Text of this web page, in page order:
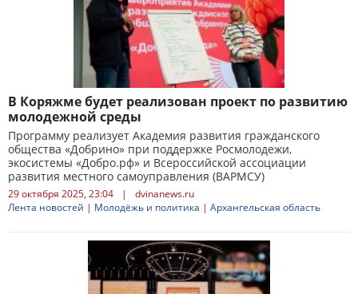
В Коряжме будет реализован проект по развитию
молодежной среды
Программу реализует Академия развития гражданского
общества «Добрино» при поддержке Росмолодежи,
экосистемы «Добро.рф» и Всероссийской ассоциации
развития местного самоуправления (ВАРМСУ)
29 октября 2025, 23:04 |
dvinanews.ru
Лента новостей | Молодёжь и политика | Архангельская область